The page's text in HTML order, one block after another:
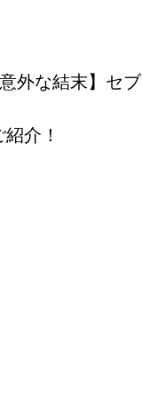
な結末】セ
介！